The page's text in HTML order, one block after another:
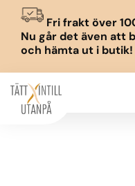
Fri frakt över
Nu går det även att
och hämta ut i butik!